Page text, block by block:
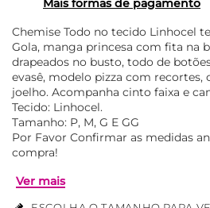
Mais formas de pagamento
Chemise Todo no tecido Linhocel
Gola, manga princesa com fita na
drapeados no busto, todo de
evasê, modelo pizza com
joelho. Acompanha cinto faixa e
Tecido: Linhocel.
Tamanho: P, M, G E GG
Por Favor Confirmar as medidas
compra!